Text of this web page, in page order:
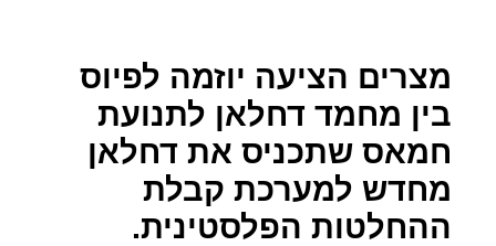
מצרים הציעה יוזמה לפיוס
בין מחמד דחלאן לתנועת
חמאס שתכניס את דחלאן
מחדש למערכת קבלת
ההחלטות הפלסטינית.